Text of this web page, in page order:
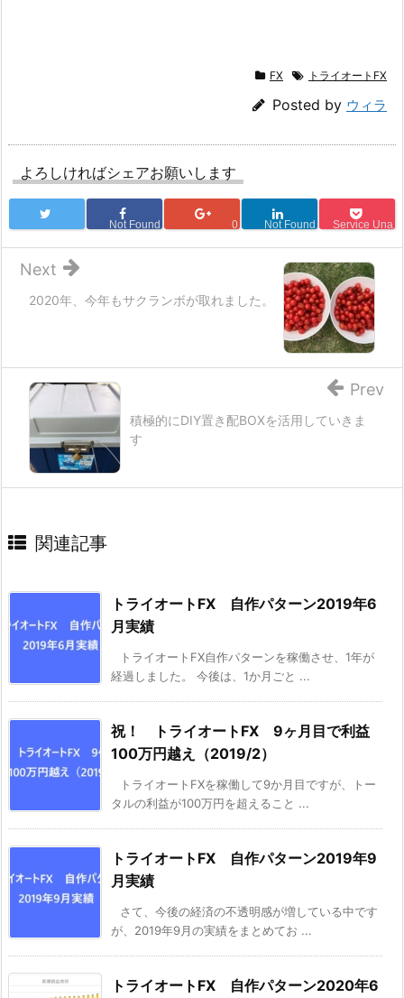
FX トライオートFX
Posted by ウィラ
よろしければシェアお願いします
Not Found 0 Not Found Service Una
2020年、今年もサクランボが取れました。
Next
積極的にDIY置き配BOXを活用していきま
す
Prev
関連記事
トライオートFX 自作パターン2019年6
月実績
トライオートFX自作パターンを稼働させ、1年が
経過しました。 今後は、1か月ごと ...
祝！ トライオートFX 9ヶ月目で利益
100万円越え（2019/2）
トライオートFXを稼働して9か月目ですが、トー
タルの利益が100万円を超えること ...
トライオートFX 自作パターン2019年9
月実績
さて、今後の経済の不透明感が増している中です
が、2019年9月の実績をまとめてお ...
トライオートFX 自作パターン2020年6